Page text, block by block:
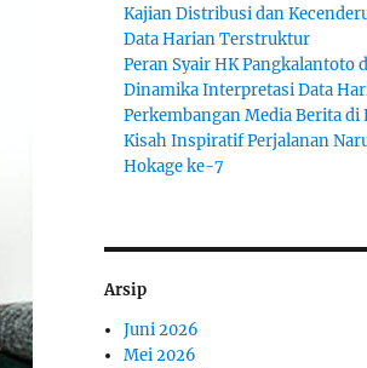
Kajian Distribusi dan
Data Harian Terstruktur
Peran Syair HK Pangkalantoto
Dinamika Interpretasi Data
Perkembangan Media Berita di
Kisah Inspiratif Perjalanan
Hokage ke-7
Arsip
Juni 2026
Mei 2026